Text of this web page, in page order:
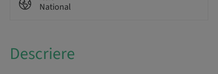
National
Descriere